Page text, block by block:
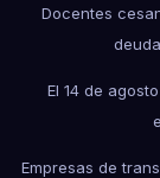
Docentes
El 14 de
Empresas de